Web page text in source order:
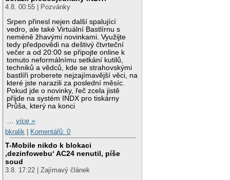
4.8. 00:55 | Pozvánky
Srpen přinesl nejen další spalující
vedro, ale také Virtuální Bastlírnu s
neméně žhavými novinkami. Využijte
tedy předpovědi na deštivý čtvrteční
večer a od 20:00 se připojte online k
tomuto neformálnímu setkání kutilů,
techniků a vědců, kde se strahovskými
bastlíři proberete nejzajímavější věci, na
které jste narazili za poslední měsíc.
Pokud jde o novinky, řeč zcela jistě
přijde na systém INDX pro tiskárny
Průša, který na konci
…více »
bkralik
Komentářů: 0
T-Mobile nikdo k blokaci
‚dezinfowebu‘ AC24 nenutil, píše
soud
3.8. 17:22 | Zajímavý článek